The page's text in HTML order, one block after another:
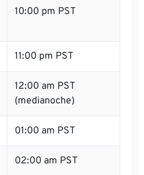
10:00 pm PST
11:00 pm PST
12:00 am PST
(medianoche)
01:00 am PST
02:00 am PST